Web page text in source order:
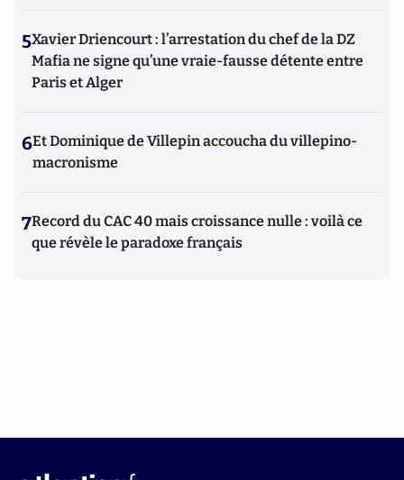
5Xavier Driencourt : l’arrestation du chef de la DZ
Mafia ne signe qu’une vraie-fausse détente entre
Paris et Alger
6Et Dominique de Villepin accoucha du villepino-
macronisme
7Record du CAC 40 mais croissance nulle : voilà ce
que révèle le paradoxe français